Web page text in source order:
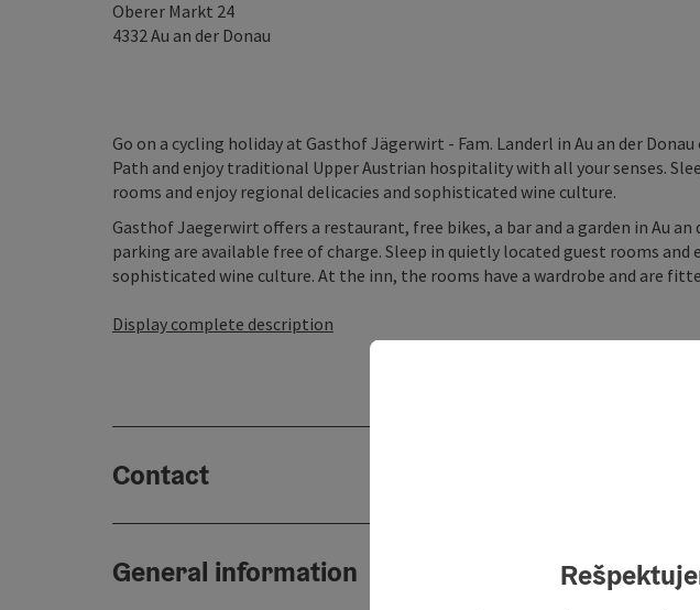
Oberer Markt 24
4332Au an der Donau
Go on a cycling holiday at Gasthof Jägerwirt - Fam. Landerl in Au an der
Path and enjoy traditional Upper Austrian hospitality with all your senses.
rooms and enjoy regional delicacies and sophisticated wine culture.
Gasthof Jaegerwirt offers a restaurant, free bikes, a bar and a garden in Au an
parking are available free of charge. Sleep in quietly located guest rooms and
sophisticated wine culture. At the inn, the rooms have a wardrobe and are
Display complete description
Contact
General information